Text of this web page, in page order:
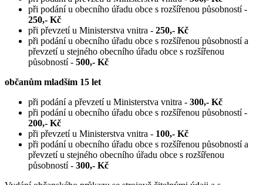
při podání u obecního úřadu obce s rozšířenou působností -
250,- Kč
při převzetí u Ministerstva vnitra - 250,- Kč
při podání u obecního úřadu obce s rozšířenou působností a
převzetí u stejného obecního úřadu obce s rozšířenou
působností - 500,- Kč
občanům mladším 15 let
při podání a převzetí u Ministerstva vnitra - 300,- Kč
při podání u obecního úřadu obce s rozšířenou působností -
200,- Kč
při převzetí u Ministerstva vnitra - 100,- Kč
při podání u obecního úřadu obce s rozšířenou působností a
převzetí u stejného obecního úřadu obce s rozšířenou
působností - 300,- Kč